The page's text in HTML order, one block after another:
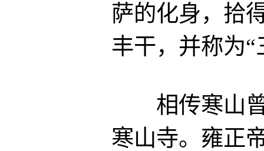
萨的化身，拾
丰干，并称为“
相传寒山曾
寒山寺。雍正